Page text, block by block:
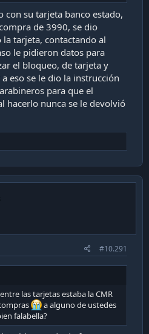
con su tarjeta banco estado,
de 3990, se dio
tarjeta, contactando al
le pidieron datos para
el bloqueo, de tarjeta y
eso se le dio la instrucción
para que el
hacerlo nunca se le devolvió
#10.291
las tarjetas estaba la CMR
a alguno de ustedes
falabella?